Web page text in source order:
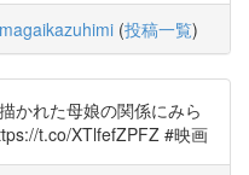
(投稿一覧)
かれた母娘の関係にみら
t.co/XTlfefZPFZ #映画